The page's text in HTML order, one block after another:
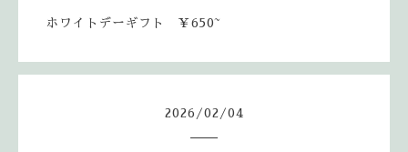
ホワイトデーギフト ￥650~
2026 /02 /04